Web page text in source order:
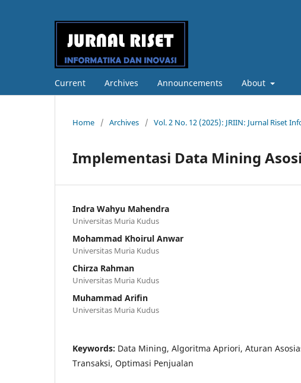
Current Archives Announcements About
Home / Archives / Vol. 2 No. 12 (2025): JRIIN: Jurnal Riset
Implementasi Data Mining
Indra Wahyu Mahendra
Universitas Muria Kudus
Mohammad Khoirul Anwar
Universitas Muria Kudus
Chirza Rahman
Universitas Muria Kudus
Muhammad Arifin
Universitas Muria Kudus
Keywords: Data Mining, Algoritma Apriori, Aturan
Transaksi, Optimasi Penjualan